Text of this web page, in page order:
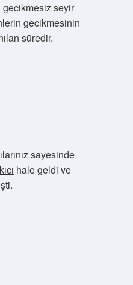
seyir
gecikmesinin
süredir.
sayesinde
hale geldi ve